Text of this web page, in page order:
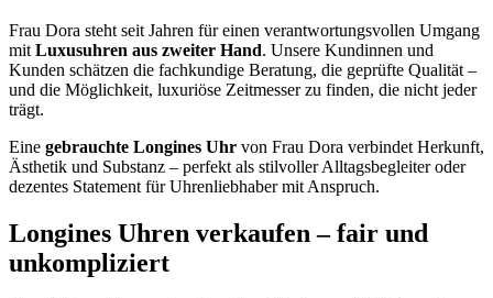
Frau Dora steht seit Jahren für einen verantwortungsvollen Umgang
mit Luxusuhren aus zweiter Hand. Unsere Kundinnen und
Kunden schätzen die fachkundige Beratung, die geprüfte Qualität –
und die Möglichkeit, luxuriöse Zeitmesser zu finden, die nicht jeder
trägt.
Eine gebrauchte Longines Uhr von Frau Dora verbindet Herkunft,
Ästhetik und Substanz – perfekt als stilvoller Alltagsbegleiter oder
dezentes Statement für Uhrenliebhaber mit Anspruch.
Longines Uhren verkaufen – fair und
unkompliziert